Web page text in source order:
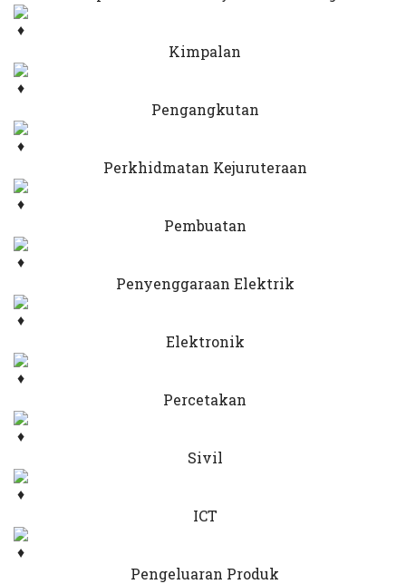
Kimpalan
Pengangkutan
Perkhidmatan Kejuruteraan
Pembuatan
Penyenggaraan Elektrik
Elektronik
Percetakan
Sivil
ICT
Pengeluaran Produk